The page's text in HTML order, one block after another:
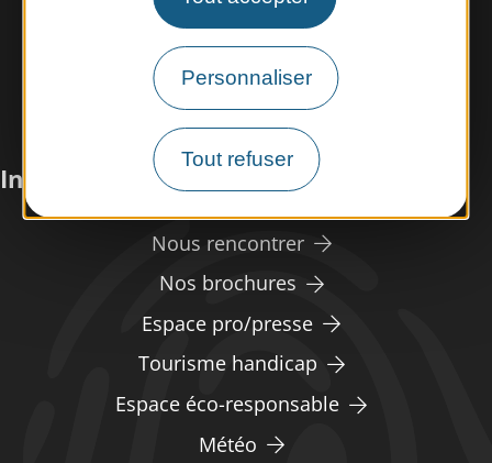
Personnaliser
Tout refuser
Infos pratiques
Nous rencontrer
Nos brochures
Espace pro/presse
Tourisme handicap
Espace éco-responsable
Météo